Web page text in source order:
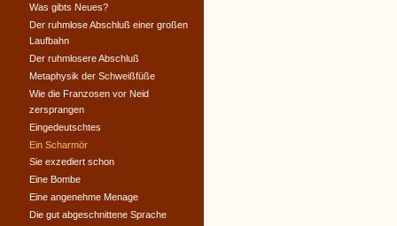
Was gibts Neues?
Der ruhmlose Abschluß einer großen
Laufbahn
Der ruhmlosere Abschluß
Metaphysik der Schweißfüße
Wie die Franzosen vor Neid
zersprangen
Eingedeutschtes
Ein Scharmör
Sie exzediert schon
Eine Bombe
Eine angenehme Menage
Die gut abgeschnittene Sprache